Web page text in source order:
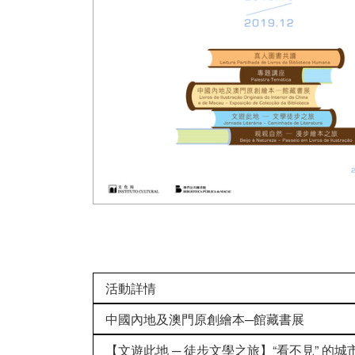
活動詳情
中國內地及澳門原創繪本─館藏書展
【文遊此地 ─ 徒步文學之旅】“看不見” 的城